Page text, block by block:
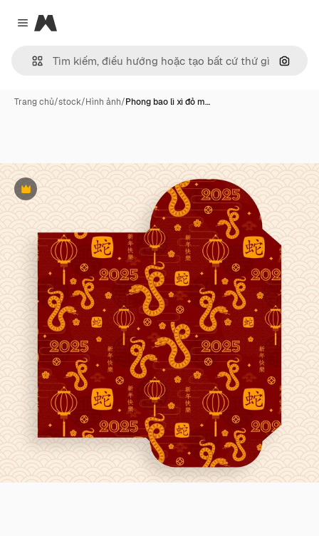
Close menu
Magnific
Tìm
Trang chủ/stock/Hình ảnh/Phong bao lì xì đỏ m…
Phần thưởng